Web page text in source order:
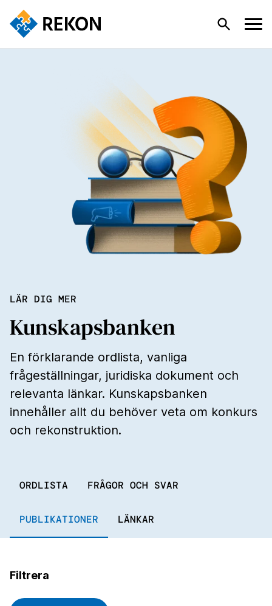
REKONSTRUKTION
KUNSKAPSBANKEN
MEDLEMMAR
LÄR DIG MER
Kunskapsbanken
En förklarande ordlista, vanliga
frågeställningar, juridiska dokument och
relevanta länkar. Kunskapsbanken
innehåller allt du behöver veta om konkurs
och rekonstruktion.
ORDLISTA FRÅGOR OCH SVAR
PUBLIKATIONER LÄNKAR
Filtrera